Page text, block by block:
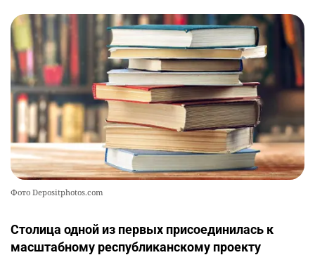
Фото Depositphotos.com
Столица одной из первых присоединилась к
масштабному республиканскому проекту